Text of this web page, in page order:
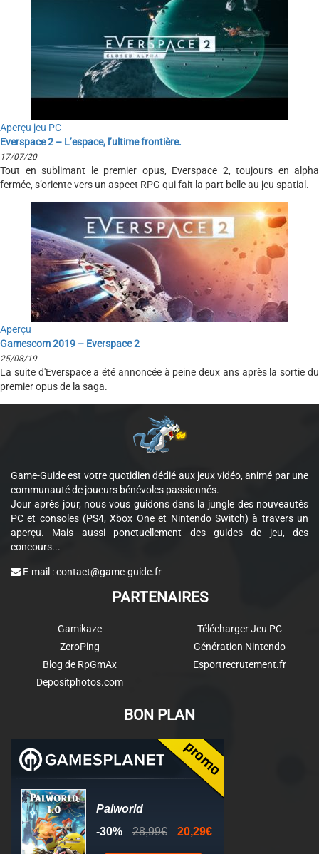
Aperçu jeu PC
Everspace 2 – L’espace, l’ultime frontière.
17/07/20
Tout en sublimant le premier opus, Everspace 2, toujours en alpha
fermée, s’oriente vers un aspect RPG qui fait la part belle au jeu spatial.
Aperçu
Gamescom 2019 – Everspace 2
25/08/19
La suite d'Everspace a été annoncée à peine deux ans après la sortie du
premier opus de la saga.
Game-Guide est votre quotidien dédié aux jeux vidéo, animé par une
communauté de joueurs bénévoles passionnés.
Jour après jour, nous vous guidons dans la jungle des nouveautés
PC et consoles (PS4, Xbox One et Nintendo Switch) à travers un
aperçu. Mais aussi ponctuellement des guides de jeu, des
concours...
E-mail :contact@game-guide.fr
PARTENAIRES
Gamikaze
ZeroPing
Blog de RpGmAx
Depositphotos.com
Télécharger Jeu PC
Génération Nintendo
Esportrecrutement.fr
BON PLAN